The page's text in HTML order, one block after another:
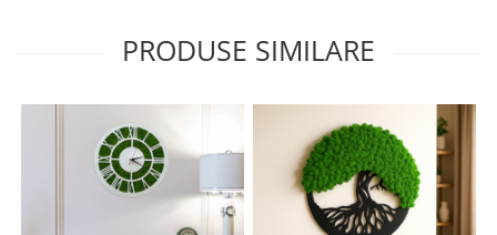
PRODUSE SIMILARE